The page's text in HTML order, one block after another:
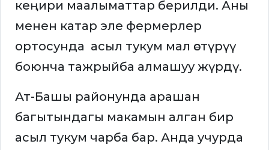
кеңири маалыматтар берилди. Аны
менен катар эле фермерлер
ортосунда асыл тукум мал өстүрүү
боюнча тажрыйба алмашуу жүрдү.
Ат-Башы районунда арашан
багытындагы макамын алган бир
асыл тукум чарба бар. Анда учурда